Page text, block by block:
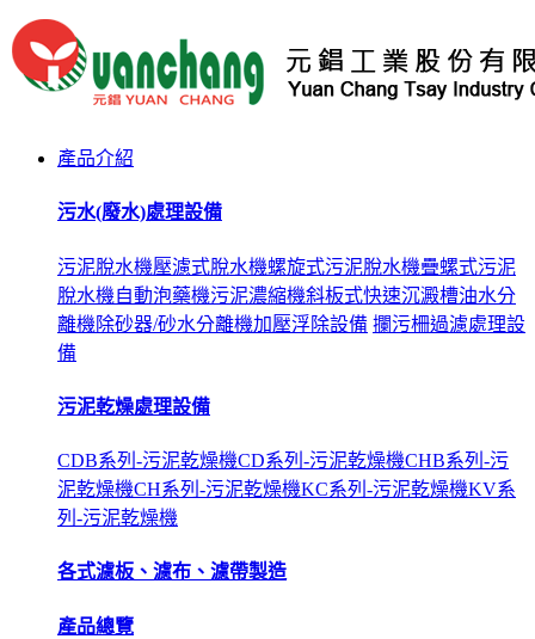
產品介紹
污水(廢水)處理設備
污泥脫水機壓濾式脫水機螺旋式污泥脫水機疊螺式污泥
脫水機自動泡藥機污泥濃縮機斜板式快速沉澱槽油水分
離機除砂器/砂水分離機加壓浮除設備 攔污柵過濾處理設
備
污泥乾燥處理設備
CDB系列-污泥乾燥機CD系列-污泥乾燥機CHB系列-污
泥乾燥機CH系列-污泥乾燥機KC系列-污泥乾燥機KV系
列-污泥乾燥機
各式濾板、濾布、濾帶製造
產品總覽